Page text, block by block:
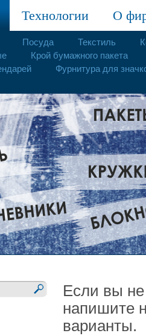
Технологии О
Посуда Текстиль
Крой бумажного пакета
Фурнитура для
Если вы
напишите
варианты.